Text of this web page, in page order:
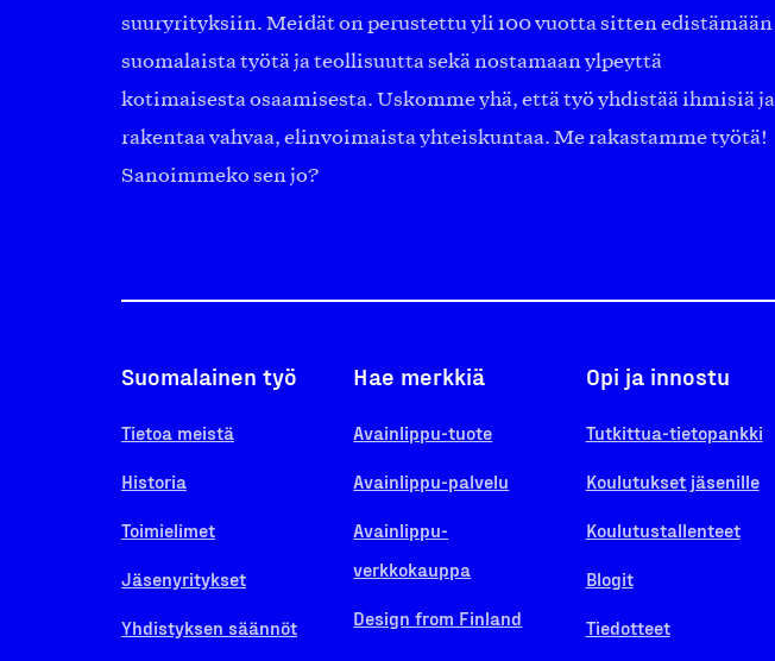
suuryrityksiin. Meidät on perustettu yli 100 vuotta sitten edistämään
suomalaista työtä ja teollisuutta sekä nostamaan ylpeyttä
kotimaisesta osaamisesta. Uskomme yhä, että työ yhdistää ihmisiä ja
rakentaa vahvaa, elinvoimaista yhteiskuntaa. Me rakastamme työtä!
Sanoimmeko sen jo?
Suomalainen työ
Tietoa meistä
Historia
Toimielimet
Jäsenyritykset
Yhdistyksen säännöt
Hae merkkiä
Avainlippu-tuote
Avainlippu-palvelu
Avainlippu-
verkkokauppa
Design from Finland
Opi ja innostu
Tutkittua-tietopankki
Koulutukset jäsenille
Koulutustallenteet
Blogit
Tiedotteet